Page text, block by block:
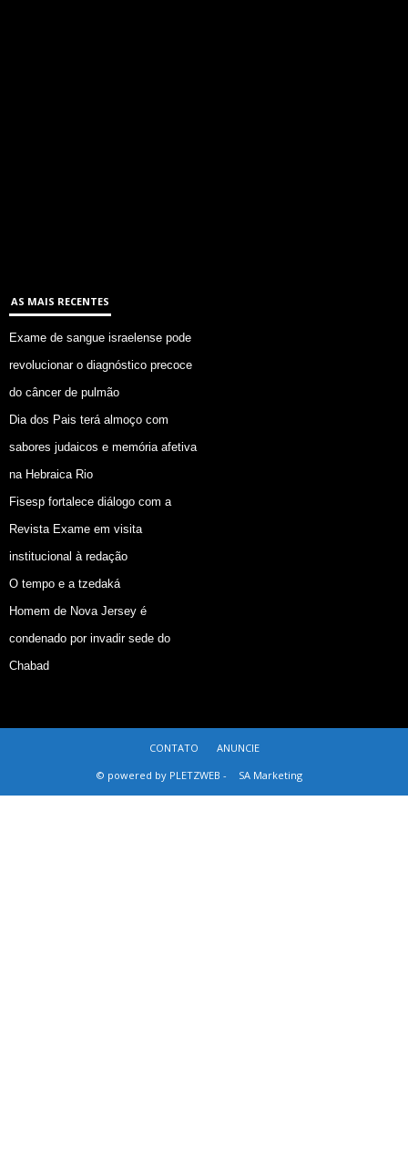
AS MAIS RECENTES
Exame de sangue israelense pode
revolucionar o diagnóstico precoce
do câncer de pulmão
Dia dos Pais terá almoço com
sabores judaicos e memória afetiva
na Hebraica Rio
Fisesp fortalece diálogo com a
Revista Exame em visita
institucional à redação
O tempo e a tzedaká
Homem de Nova Jersey é
condenado por invadir sede do
Chabad
CONTATO
ANUNCIE
© powered by PLETZWEB -
SA Marketing